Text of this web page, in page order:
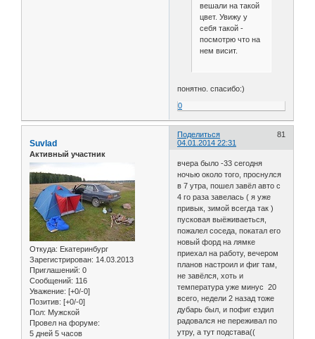
вешали на такой
цвет. Увижу у
себя такой -
посмотрю что на
нем висит.
понятно. спасибо:)
0
Поделиться
81
04.01.2014 22:31
Suvlad
Активный участник
Откуда: Екатеринбург
Зарегистрирован: 14.03.2013
Приглашений: 0
Сообщений: 116
Уважение: [+0/-0]
Позитив: [+0/-0]
Пол: Мужской
Провел на форуме:
5 дней 5 часов
вчера было -33 сегодня
ночью около того, проснулся
в 7 утра, пошел завёл авто с
4 го раза завелась ( я уже
привык, зимой всегда так )
пусковая выёживаеться,
пожалел соседа, покатал его
новый форд на лямке
приехал на работу, вечером
планов настроил и фиг там,
не завёлся, хоть и
температура уже минус 20
всего, недели 2 назад тоже
дубарь был, и пофиг ездил
радовался не переживал по
утру, а тут подстава((